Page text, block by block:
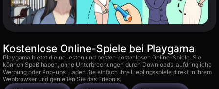
Kostenlose Online-Spiele bei Playgama
Playgama bietet die neuesten und besten kostenlosen Online-Spiele. Sie
können Spaß haben, ohne Unterbrechungen durch Downloads, aufdringliche
Werbung oder Pop-ups. Laden Sie einfach Ihre Lieblingsspiele direkt in Ihrem
Webbrowser und genießen Sie das Erlebnis.